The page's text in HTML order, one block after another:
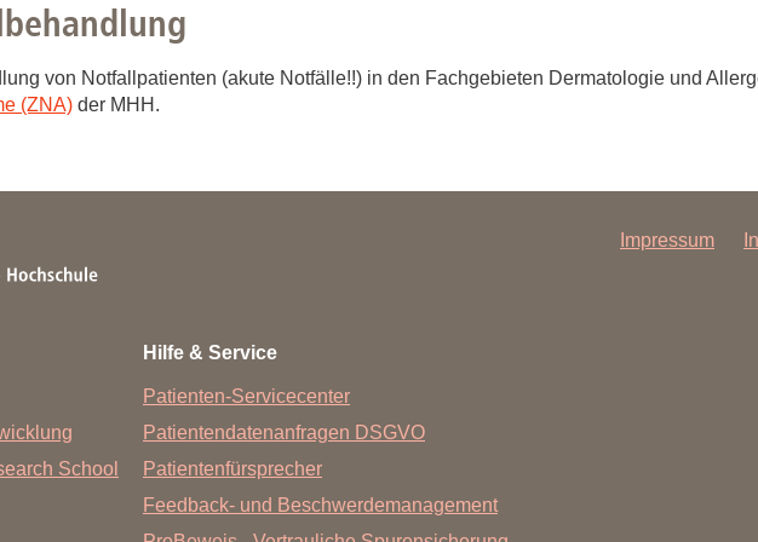
von Notfallpatienten (akute Notfälle!!) in den Fachgebieten Dermatologie und
(ZNA) der MHH.
Impressum
School
Hilfe & Service
Patienten-Servicecenter
Patientendatenanfragen DSGVO
Patientenfürsprecher
Feedback- und Beschwerdemanagement